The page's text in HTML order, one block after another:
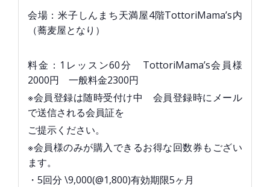
会場：米子しんまち天満屋4階TottoriMama’s内
（蕎麦屋となり）
料金：1レッスン60分 TottoriMama’s会員様
2000円 一般料金2300円
※会員登録は随時受付け中 会員登録時にメール
で送信される会員証を
ご提示ください。
※会員様のみが購入できるお得な回数券もござい
ます。
・5回分 \9,000(@1,800)有効期限5ヶ月